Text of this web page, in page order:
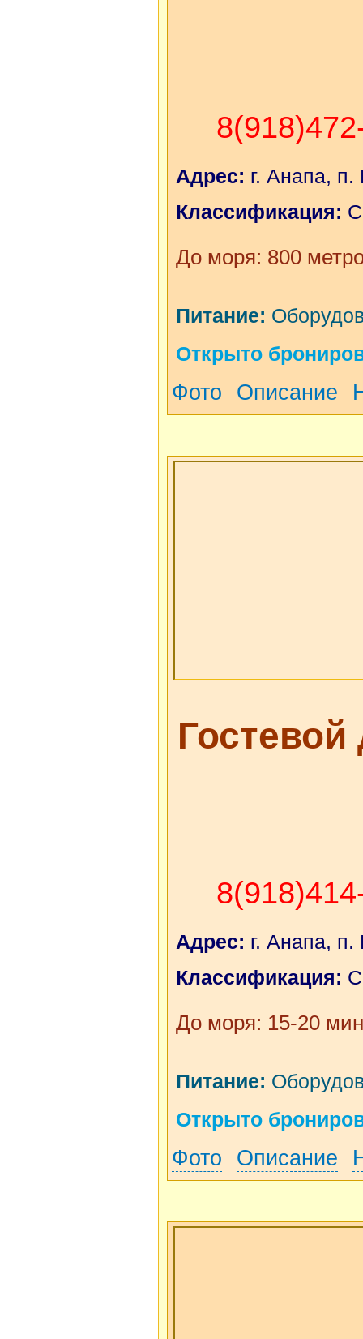
Адрес: г. Анапа, п.
Классификация:
До моря: 800
Питание:
Открыто
Фото Описание
Адрес: г. Анапа, п.
Классификация:
До моря: 15-20
Питание:
Открыто
Фото Описание